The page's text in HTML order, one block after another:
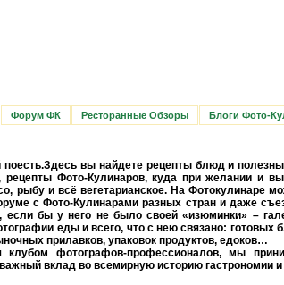
Форум ФК Ресторанные Обзоры
Блоги Фото-
вы найдете рецепты блюд и
Фото-Кулинаров, куда при желании и
и всё вегетарианское. На Фотокулинаре
с Фото-Кулинарами разных стран и даже
бы у него не было своей «изюминки» –
еды и всего, что с нею связано: готовых
прилавков, упаковок продуктов, едоков…
фотографов-профессионалов, мы
вклад во всемирную историю гастрономии